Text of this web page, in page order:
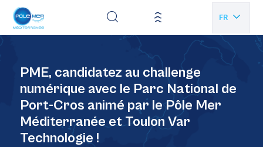
FR
PME, candidatez au challenge
numérique avec le Parc National de
Port-Cros animé par le Pôle Mer
Méditerranée et Toulon Var
Technologie !
Panneau de gestion des cookies